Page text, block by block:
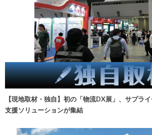
【現地取材・独自】初の「物流DX展」、サプラ
支援ソリューションが集結